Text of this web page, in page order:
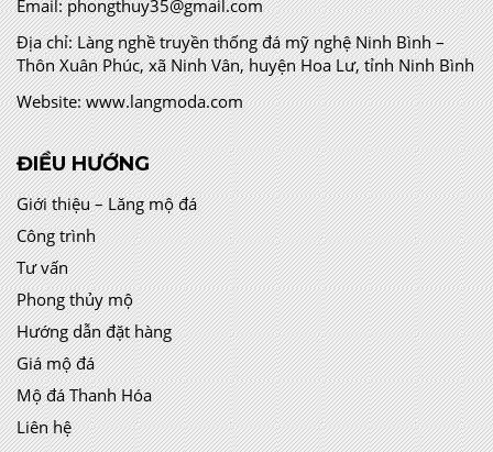
Email: phongthuy35@gmail.com
Địa chỉ:Làng nghề truyền thống đá mỹ nghệ Ninh Bình –
Thôn Xuân Phúc, xã Ninh Vân, huyện Hoa Lư, tỉnh Ninh Bình
Website: www.langmoda.com
ĐIỀU HƯỚNG
Giới thiệu – Lăng mộ đá
Công trình
Tư vấn
Phong thủy mộ
Hướng dẫn đặt hàng
Giá mộ đá
Mộ đá Thanh Hóa
Liên hệ